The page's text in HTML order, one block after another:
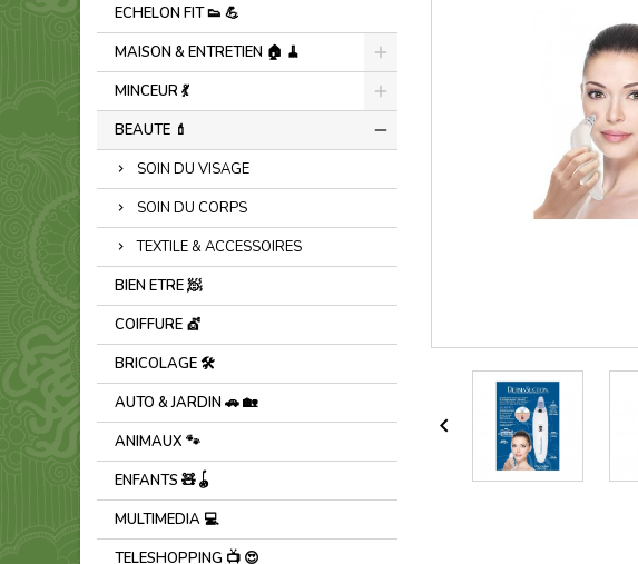
ECHELON FIT 👟 ​💪​
MAISON & ENTRETIEN 🏠 🧹
MINCEUR 💃
BEAUTE 💄
SOIN DU VISAGE
SOIN DU CORPS
TEXTILE & ACCESSOIRES
BIEN ETRE 🧖
COIFFURE 💇
BRICOLAGE 🛠️
AUTO & JARDIN 🚗 🏡
ANIMAUX 🐾
ENFANTS 🧸🪀
MULTIMEDIA 💻
TELESHOPPING 📺 😍
